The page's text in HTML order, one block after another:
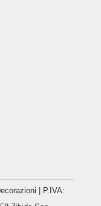
| P.IVA: